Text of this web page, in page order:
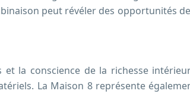
peut révéler des opportunités
et la conscience de la richesse
La Maison 8 représente